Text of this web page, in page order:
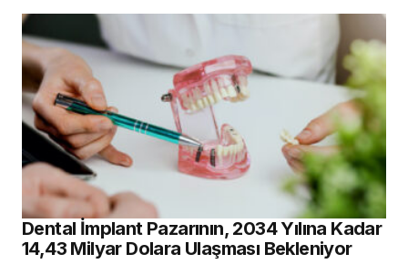
Dental İmplant Pazarının, 2034 Yılına Kadar
14,43 Milyar Dolara Ulaşması Bekleniyor